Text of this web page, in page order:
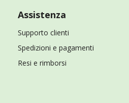
Assistenza
Supporto clienti
Spedizioni e pagamenti
Resi e rimborsi